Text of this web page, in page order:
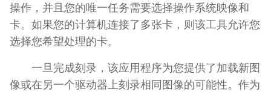
操作，并且您的唯一任务需要选择操作系统映像和
卡。如果您的计算机连接了多张卡，则该工具允许您
选择您希望处理的卡。
一旦完成刻录，该应用程序为您提供了加载新图
像或在另一个驱动器上刻录相同图像的可能性。作为